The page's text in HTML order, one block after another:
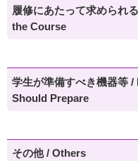
履修にあたって求められ
the Course
学生が準備すべき機器等
Should Prepare
その他 / Others